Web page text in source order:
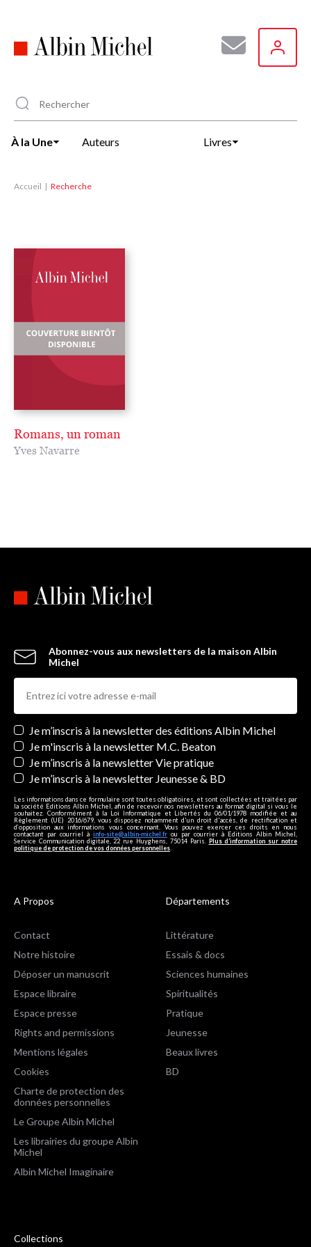
principal
À la Une Auteurs Livres
Accueil Recherche
Romans, un roman
Yves Navarre
Abonnez-vous aux newsletters de la maison Albin
Michel
Newsletters
Je m’inscris à la newsletter des éditions Albin Michel
Je m'inscris à la newsletter M.C. Beaton
Je m’inscris à la newsletter Vie pratique
Je m’inscris à la newsletter Jeunesse & BD
Les informations dans ce formulaire sont toutes obligatoires, et sont collectées et traitées par
la société Editions Albin Michel, afin de recevoir nos newsletters au format digital si vous le
souhaitez. Conformément à la Loi Informatique et Libertés du 06/01/1978 modifiée et au
Règlement (UE) 2016/679, vous disposez notamment d'un droit d'accès, de rectification et
d’opposition aux informations vous concernant. Vous pouvez exercer ces droits en nous
contactant par courriel à info-site@albin-michel.fr ou par courrier à Editions Albin Michel,
Service Communication digitale, 22 rue Huyghens, 75014 Paris. Plus d’information sur notre
politique de protection de vos données personnelles
A Propos
Contact
Notre histoire
Déposer un manuscrit
Espace libraire
Espace presse
Rights and permissions
Mentions légales
Cookies
Charte de protection des
données personnelles
Le Groupe Albin Michel
Les librairies du groupe Albin
Michel
Albin Michel Imaginaire
Départements
Littérature
Essais & docs
Sciences humaines
Spiritualités
Pratique
Jeunesse
Beaux livres
BD
Collections